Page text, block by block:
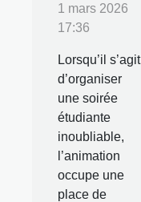
1 mars 2026
17:36
Lorsqu’il s’agit
d’organiser
une soirée
étudiante
inoubliable,
l’animation
occupe une
place de